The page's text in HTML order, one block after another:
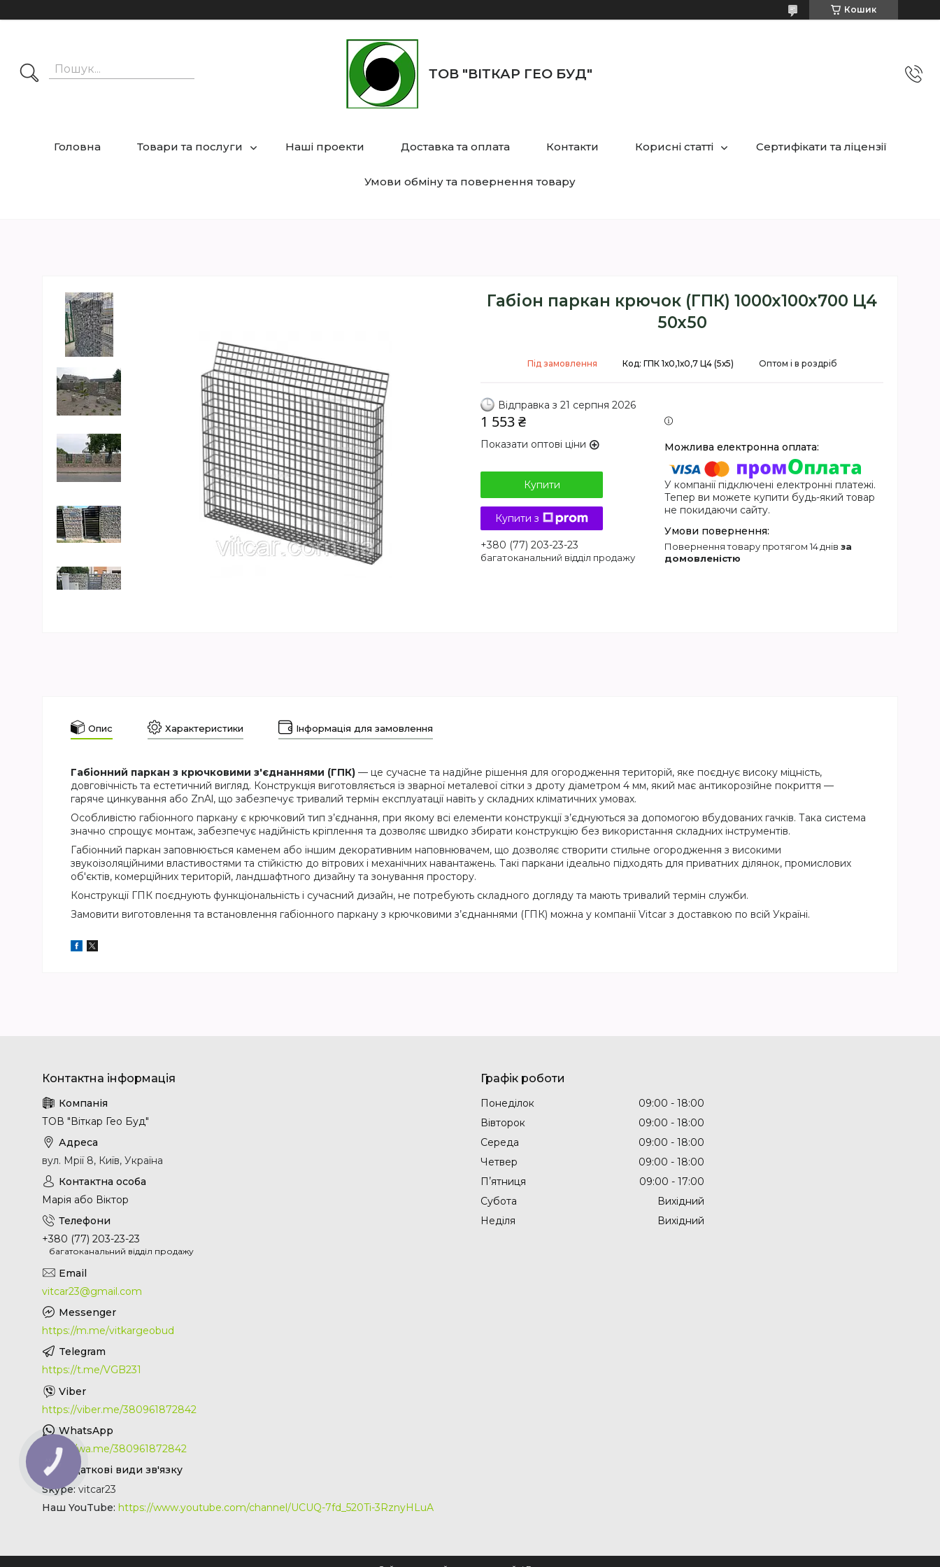
Кошик
ТОВ "ВІТКАР ГЕО БУД"
Головна Товари та послуги Наші проекти Доставка та оплата Контакти Корисні статті Сертифікати та ліцензії
Умови обміну та повернення товару
Габіон паркан крючок (ГПК) 1000х100х700 Ц4
50х50
Під замовлення Оптом і в роздріб
Код: ГПК 1х0,1х0,7 Ц4 (5х5)
Відправка з 21 серпня 2026
1 553 ₴
Показати оптові ціни
Купити
Купити з
+380 (77) 203-23-23
багатоканальний відділ продажу
У компанії підключені електронні платежі.
Тепер ви можете купити будь-який товар
не покидаючи сайту.
повернення товару протягом 14 днів за
домовленістю
Опис Характеристики Інформація для замовлення
Габіонний паркан з крючковими з'єднаннями (ГПК) — це сучасне та надійне рішення для огородження територій, яке поєднує високу міцність,
довговічність та естетичний вигляд. Конструкція виготовляється із зварної металевої сітки з дроту діаметром 4 мм, який має антикорозійне покриття —
гаряче цинкування або ZnAl, що забезпечує тривалий термін експлуатації навіть у складних кліматичних умовах.
Особливістю габіонного паркану є крючковий тип з’єднання, при якому всі елементи конструкції з’єднуються за допомогою вбудованих гачків. Така система
значно спрощує монтаж, забезпечує надійність кріплення та дозволяє швидко збирати конструкцію без використання складних інструментів.
Габіонний паркан заповнюється каменем або іншим декоративним наповнювачем, що дозволяє створити стильне огородження з високими
звукоізоляційними властивостями та стійкістю до вітрових і механічних навантажень. Такі паркани ідеально підходять для приватних ділянок, промислових
об'єктів, комерційних територій, ландшафтного дизайну та зонування простору.
Конструкції ГПК поєднують функціональність і сучасний дизайн, не потребують складного догляду та мають тривалий термін служби.
Замовити виготовлення та встановлення габіонного паркану з крючковими з’єднаннями (ГПК) можна у компанії Vitcar з доставкою по всій Україні.
ТОВ "Віткар Гео Буд"
вул. Мрії 8, Київ, Україна
Марія або Віктор
+380 (77) 203-23-23
багатоканальний відділ продажу
vitcar23@gmail.com
https://m.me/vitkargeobud
https://t.me/VGB231
https://viber.me/380961872842
https://wa.me/380961872842
Skype vitcar23
Наш YouTube https://www.youtube.com/channel/UCUQ-7fd_520Ti-3RznyHLuA
Графік роботи
Понеділок 09:00
18:00
Вівторок
09:00
18:00
Середа
09:00
18:00
Четвер
09:00
18:00
Пʼятниця
09:00
17:00
Субота
Вихідний
Неділя
Вихідний
КНОПКА
ЗВ'ЯЗКУ